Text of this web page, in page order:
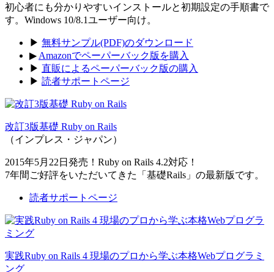
初心者にも分かりやすいインストールと初期設定の手順書で
す。Windows 10/8.1ユーザー向け。
▶ 無料サンプル(PDF)のダウンロード
▶ Amazonでペーパーバック版を購入
▶ 直販によるペーパーバック版の購入
▶ 読者サポートページ
改訂3版基礎 Ruby on Rails
（インプレス・ジャパン）
2015年5月22日発売！Ruby on Rails 4.2対応！
7年間ご好評をいただいてきた「基礎Rails」の最新版です。
読者サポートページ
実践Ruby on Rails 4 現場のプロから学ぶ本格Webプログラミ
ング